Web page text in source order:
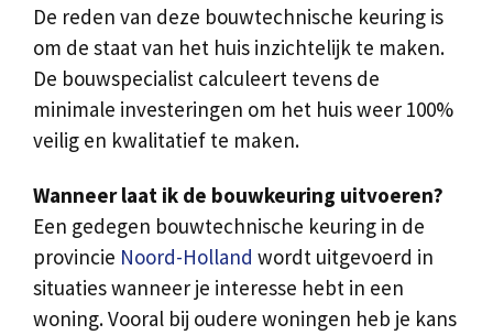
De reden van deze bouwtechnische keuring is
om de staat van het huis inzichtelijk te maken.
De bouwspecialist calculeert tevens de
minimale investeringen om het huis weer 100%
veilig en kwalitatief te maken.
Wanneer laat ik de bouwkeuring uitvoeren?
Een gedegen bouwtechnische keuring in de
provincie Noord-Holland wordt uitgevoerd in
situaties wanneer je interesse hebt in een
woning. Vooral bij oudere woningen heb je kans